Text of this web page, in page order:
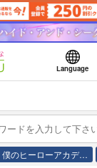
Language
僕のヒーローアカデ…